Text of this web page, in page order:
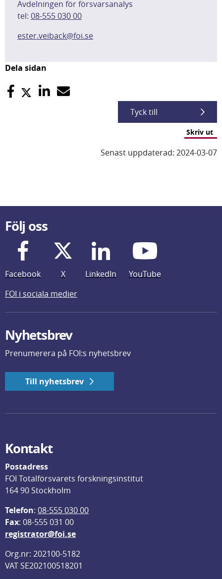
Avdelningen för försvarsanalys
tel: 08-555 030 00
ester.veiback@foi.se
Dela sidan
Tyck till
Skriv ut
Senast uppdaterad: 2024-03-07
Följ oss
Facebook X LinkedIn
YouTube
FOI i sociala medier
Nyhetsbrev
Prenumerera på FOI:s nyhetsbrev
Till nyhetsbrev
Kontakt
Postadress
FOI Totalförsvarets forskningsinstitut
164 90 Stockholm
Telefon: 08-555 030 00
Fax: 08-555 031 00
registrator@foi.se
Org.nr: 202100-5182
VAT SE202100518201